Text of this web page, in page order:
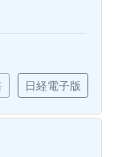
日経電子版